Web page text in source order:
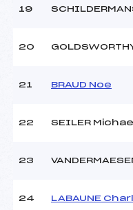
19
20
21 BRAUD Noe
22 SEILER Michael
23
24 LABAUNE